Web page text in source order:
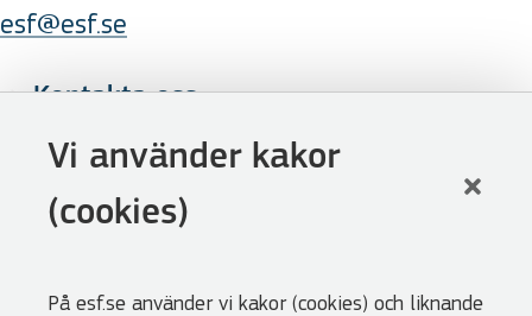
Vi använder kakor
(cookies)
På esf.se använder vi kakor (cookies) och liknande
esf@esf.se
Kontakta oss
Följ oss
LinkedIn